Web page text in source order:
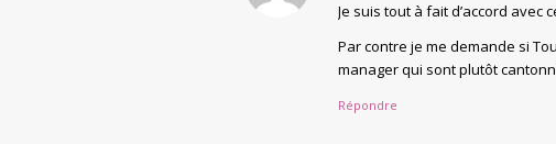
Je suis tout à fait d’accord avec
Par contre je me demande si
manager qui sont plutôt
Répondre